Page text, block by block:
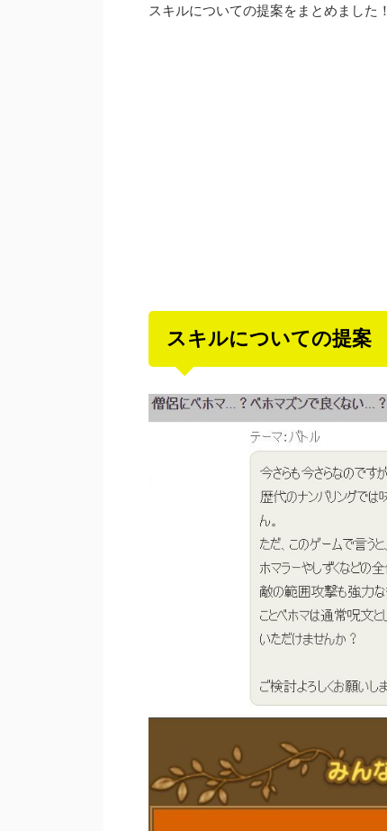
スキルについての提案をまとめました！
スキルについての提案